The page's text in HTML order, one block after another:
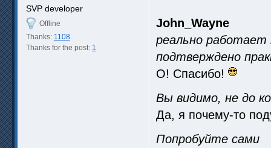
SVP developer
Offline
Thanks: 1108
Thanks for the post: 1
John_Wayne
реально работает
подтверждено
О! Спасибо!
Вы видимо, не до
Да, я почему-то
Попробуйте сами